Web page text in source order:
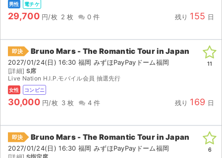
男性 電チケ
29,700 円/枚 2 枚 0 件 残り 155 日
即決 Bruno Mars - The Romantic Tour in Japan
2027/01/24(日) 16:30 福岡 みずほPayPayドーム福岡
[詳細] S席
Live Nation H.I.P.モバイル会員 抽選先行
女性 コンビニ
30,000 円/枚 3 枚 4 件 残り 169 日
11
即決 Bruno Mars - The Romantic Tour in Japan
2027/01/24(日) 16:30 福岡 みずほPayPayドーム福岡 6